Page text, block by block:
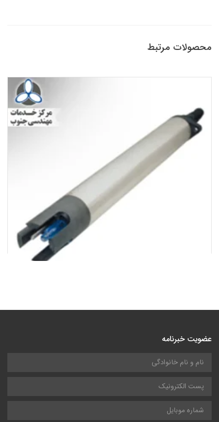
محصولات مرتبط
pH sensor HACH
عضویت خبرنامه